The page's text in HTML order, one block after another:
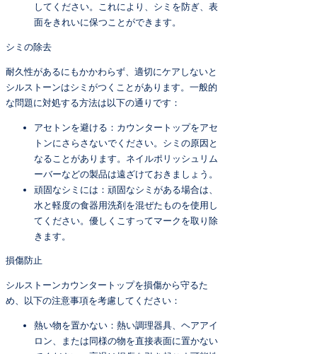
してください。これにより、シミを防ぎ、表
面をきれいに保つことができます。
シミの除去
耐久性があるにもかかわらず、適切にケアしないと
シルストーンはシミがつくことがあります。一般的
な問題に対処する方法は以下の通りです：
アセトンを避ける：カウンタートップをアセ
トンにさらさないでください。シミの原因と
なることがあります。ネイルポリッシュリム
ーバーなどの製品は遠ざけておきましょう。
頑固なシミには：頑固なシミがある場合は、
水と軽度の食器用洗剤を混ぜたものを使用し
てください。優しくこすってマークを取り除
きます。
損傷防止
シルストーンカウンタートップを損傷から守るた
め、以下の注意事項を考慮してください：
熱い物を置かない：熱い調理器具、ヘアアイ
ロン、または同様の物を直接表面に置かない